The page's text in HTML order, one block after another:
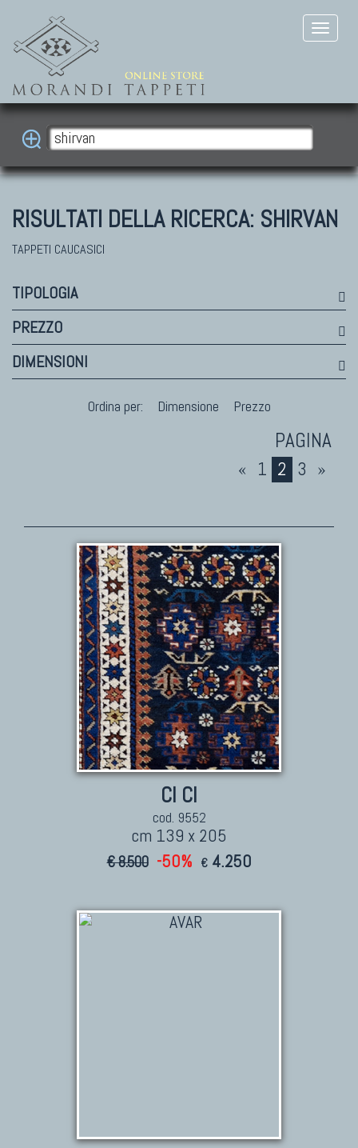
RISULTATI DELLA RICERCA: SHIRVAN
TAPPETI CAUCASICI
TIPOLOGIA
PREZZO
DIMENSIONI
Ordina per: Dimensione Prezzo
« 1 2 3 »
CI CI
cod. 9552
cm 139 x 205
€ 8.500 -50% € 4.250